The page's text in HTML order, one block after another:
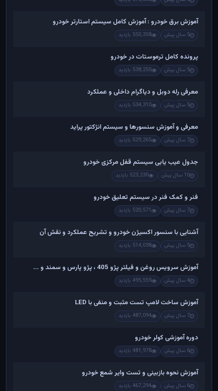
آموزش برق خودرو : آموزش کامل سیستم استارتر خودرو
5 سال پیش 550,358 بازدید
پرونده کامل ترموستات در خودرو
5 سال پیش 538,250 بازدید
معرفی رله دوبل و دیاگرام داخلی و عملکرد
5 سال پیش 534,310 بازدید
معرفی و آموزش سنسورها و سیستم انژکتور پراید
7 سال پیش 529,265 بازدید
جدول عیب یابی سیستم قفل مرکزی خودرو
10 سال پیش 523,230 بازدید
فنر و کمک فنر در سیستم تعلیق خودرو
7 سال پیش 520,571 بازدید
آشنایی با سنسور اکسیژن خودرو و تشریح عملکرد و نقش آن
5 سال پیش 514,038 بازدید
آموزش سرویس روغن و فیلتر پژو 405 ، پژو پارس و سمند و ...
4 سال پیش 495,559 بازدید
آموزش ساخت لامپ تست مثبت و منفی با LED
7 سال پیش 487,094 بازدید
دوره آموزشی کولر خودرو
6 سال پیش 481,978 بازدید
آموزش نحوه بازبینی و تست وایر شمع خودرو
6 سال پیش 467,294 بازدید